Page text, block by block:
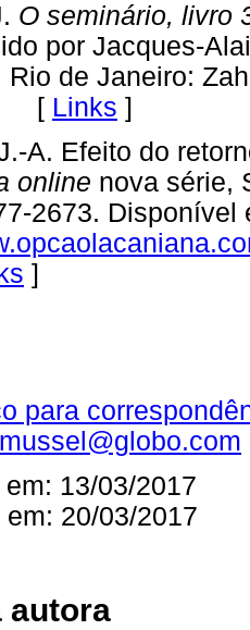
O seminário, livro
por Jacques-
Rio de Janeiro:
[ Links ]
A. Efeito do
online nova série,
2673. Disponível
]
para
13/03/2017
20/03/2017
autora